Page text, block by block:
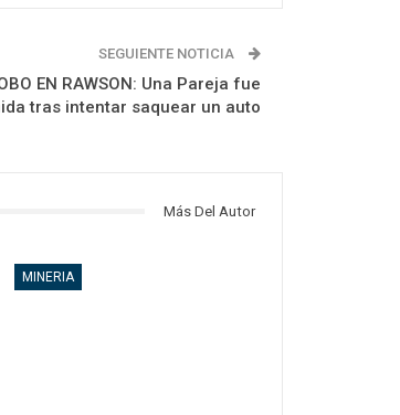
SEGUIENTE NOTICIA
EN RAWSON: Una Pareja fue
tras intentar saquear un auto
Más Del Autor
MINERIA